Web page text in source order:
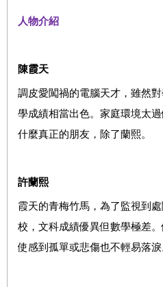
人物介紹
陳霞天
調皮愛闖禍的電腦天才，雖然
學成績相當出色。家庭環境太
什麼真正的朋友，除了蘭熙。
許蘭熙
霞天的青梅竹馬，為了監視到
校，文科成績優異但數學極差
使感到孤單或悲傷也不輕易落淚